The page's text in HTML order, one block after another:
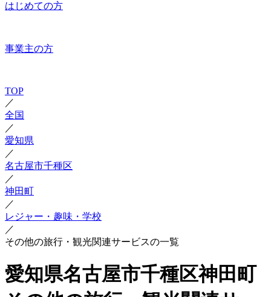
はじめての方
事業主の方
TOP
／
全国
／
愛知県
／
名古屋市千種区
／
神田町
／
レジャー・趣味・学校
／
その他の旅行・観光関連サービスの一覧
愛知県名古屋市千種区神田町